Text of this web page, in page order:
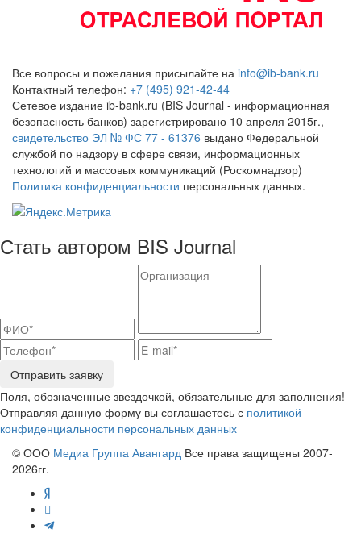
Все вопросы и пожелания присылайте на info@ib-bank.ru
Контактный телефон: +7 (495) 921-42-44
Сетевое издание ib-bank.ru (BIS Journal - информационная
безопасность банков) зарегистрировано 10 апреля 2015г.,
свидетельство ЭЛ № ФС 77 - 61376 выдано Федеральной
службой по надзору в сфере связи, информационных
технологий и массовых коммуникаций (Роскомнадзор)
Политика конфиденциальности персональных данных.
Стать автором BIS Journal
Отправить заявку
Поля, обозначенные звездочкой, обязательные для заполнения!
Отправляя данную форму вы соглашаетесь с политикой
конфиденциальности персональных данных
© ООО Медиа Группа Авангард Все права защищены 2007-
2026гг.